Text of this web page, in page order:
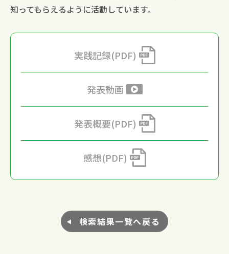
知ってもらえるように活動しています。
実践記録(PDF)
発表動画
発表概要(PDF)
感想(PDF)
検索結果一覧へ戻る